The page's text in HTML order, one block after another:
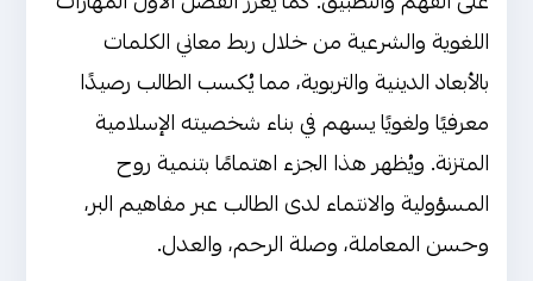
اللغوية والشرعية من خلال ربط معاني الكلمات
بالأبعاد الدينية والتربوية، مما يُكسب الطالب رصيدًا
معرفيًا ولغويًا يسهم في بناء شخصيته الإسلامية
المتزنة. ويُظهر هذا الجزء اهتمامًا بتنمية روح
المسؤولية والانتماء لدى الطالب عبر مفاهيم البر،
وحسن المعاملة، وصلة الرحم، والعدل.